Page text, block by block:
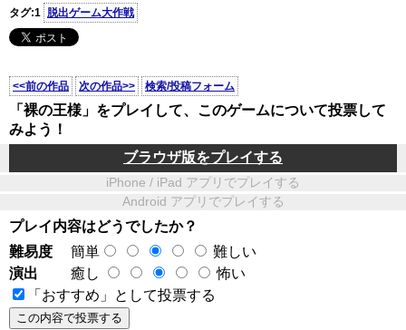
タグ:1 脱出ゲーム大作戦
<<前の作品 次の作品>> 検索/投稿フォーム
「裸の王様」をプレイして、このゲームについて投票して
みよう！
ブラウザ版をプレイする
iPhone / iPad アプリでプレイする
Android アプリでプレイする
プレイ内容はどうでしたか？
難易度
簡単
難しい
演出
癒し
怖い
「おすすめ」として投票する